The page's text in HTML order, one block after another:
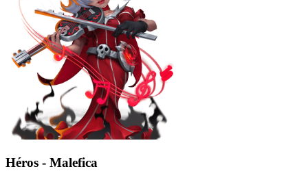
Héros - Malefica